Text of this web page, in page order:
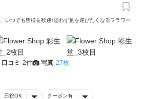
いつでも皆様を歓迎♪思わず足を運びたくなるフラワー
口コミ 2件 写真 27枚
日祝OK クーポン有